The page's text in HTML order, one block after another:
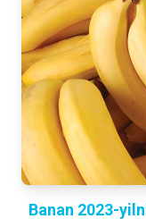
Banan 2023-